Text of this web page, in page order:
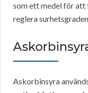
som ett medel för
reglera
Askorbinsyra